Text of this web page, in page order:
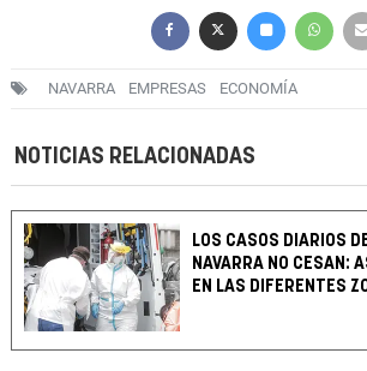
NAVARRA EMPRESAS ECONOMÍA
NOTICIAS RELACIONADAS
LOS CASOS DIARIOS
NAVARRA NO CESAN:
EN LAS DIFERENTES